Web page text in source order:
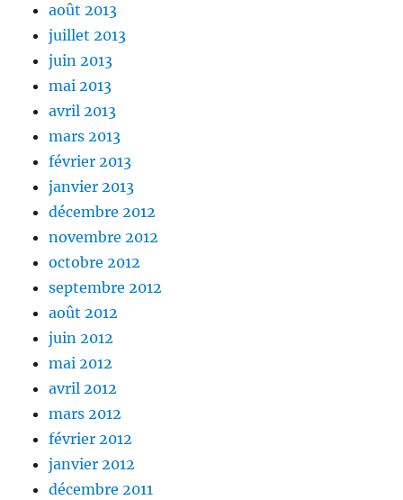
août 2013
juillet 2013
juin 2013
mai 2013
avril 2013
mars 2013
février 2013
janvier 2013
décembre 2012
novembre 2012
octobre 2012
septembre 2012
août 2012
juin 2012
mai 2012
avril 2012
mars 2012
février 2012
janvier 2012
décembre 2011